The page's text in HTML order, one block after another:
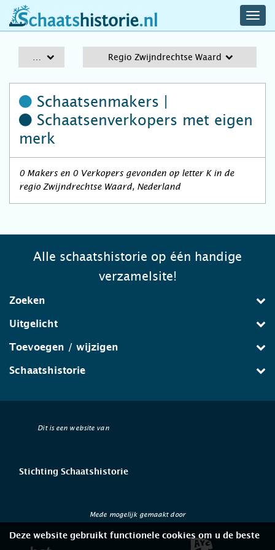
schaatshistorie.nl
Regio Zwijndrechtse Waard
Schaatsenmakers |
Schaatsenverkopers met eigen
merk
0 Makers en 0 Verkopers gevonden op letter K in de
regio Zwijndrechtse Waard, Nederland
Alle schaatshistorie op één handige
verzamelsite!
Zoeken
Uitgelicht
Toevoegen / wijzigen
Schaatshistorie
Dit is een website van
Stichting Schaatshistorie
Mede mogelijk gemaakt door
Deze website gebruikt functionele cookies om u de beste